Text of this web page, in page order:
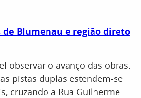
de Blumenau e região direto
observar o avanço das obras.
pistas duplas estendem-se
cruzando a Rua Guilherme